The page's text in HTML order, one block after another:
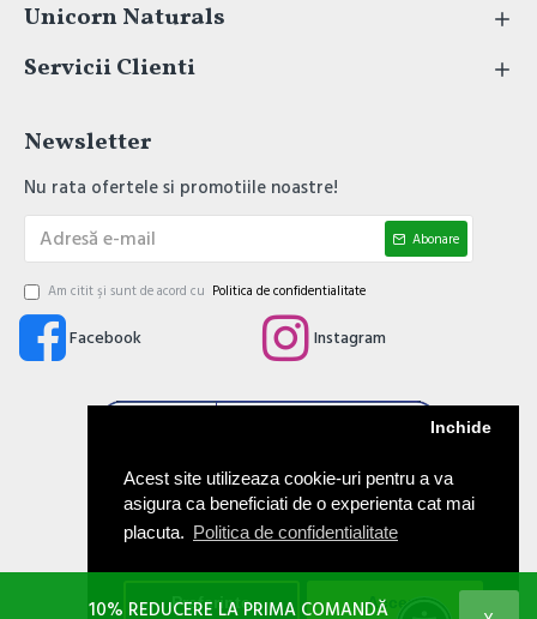
Acest site utilizeaza cookie-uri pentru a va
asigura ca beneficiati de o experienta cat mai
placuta. Politica de confidentialitate
Inchide
Preferinte Accept
Unicorn Naturals
Servicii Clienti
Newsletter
Nu rata ofertele si promotiile noastre!
Abonare
Am citit şi sunt de acord cu Politica de confidentialitate
Facebook Instagram
10% REDUCERE LA PRIMA COMANDĂ